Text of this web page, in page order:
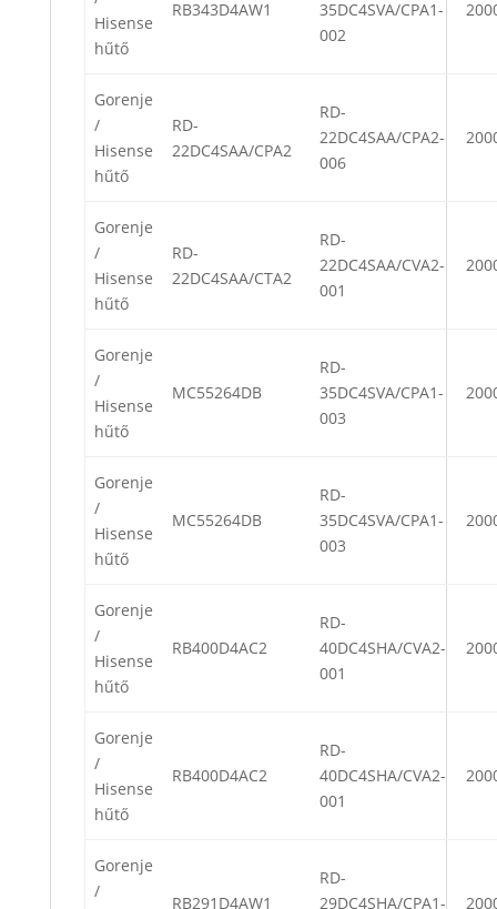
Hisense
hűtő
RB343D4AW1
35DC4SVA/CPA1-
002
Gorenje
/
Hisense
hűtő
RD-
22DC4SAA/CPA2
RD-
22DC4SAA/CPA2-
006
Gorenje
/
Hisense
hűtő
RD-
22DC4SAA/CTA2
RD-
22DC4SAA/CVA2-
001
Gorenje
/
Hisense
hűtő
MC55264DB
RD-
35DC4SVA/CPA1-
003
Gorenje
/
Hisense
hűtő
MC55264DB
RD-
35DC4SVA/CPA1-
003
Gorenje
/
Hisense
hűtő
RB400D4AC2
RD-
40DC4SHA/CVA2-
001
Gorenje
/
Hisense
hűtő
RB400D4AC2
RD-
40DC4SHA/CVA2-
001
Gorenje
/
RB291D4AW1
RD-
29DC4SHA/CPA1-